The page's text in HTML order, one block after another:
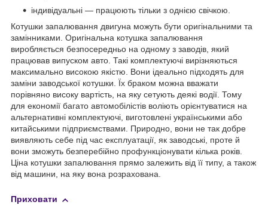
індивідуальні — працюють тільки з однією свічкою.
Котушки запалювання двигуна можуть бути оригінальними та
замінниками. Оригінальна котушка запалювання
виробляється безпосередньо на одному з заводів, який
працював випуском авто. Такі комплектуючі вирізняються
максимально високою якістю. Вони ідеально підходять для
заміни заводської котушки. Їх браком можна вважати
порівняно високу вартість, на яку сетують деякі водії. Тому
для економії багато автомобілістів воліють орієнтуватися на
альтернативні комплектуючі, виготовлені українськими або
китайськими підприємствами. Природно, вони не так добре
виявляють себе під час експлуатації, як заводські, проте й
вони зможуть безперебійно профункціонувати кілька років.
Ціна котушки запалювання прямо залежить від її типу, а також
від машини, на яку вона розрахована.
Приховати